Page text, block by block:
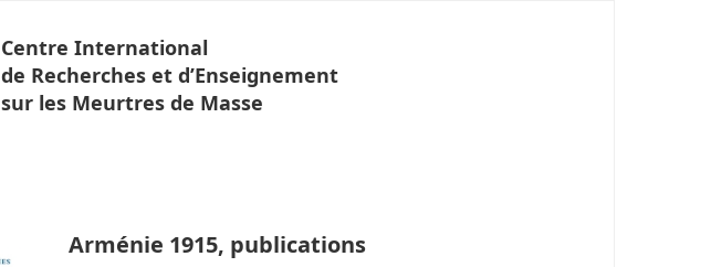
Centre International
de Recherches et d’Enseignement
sur les Meurtres de Masse
Arménie 1915, publications